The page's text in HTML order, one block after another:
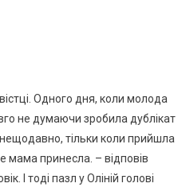
Одного дня, коли молода
не думаючи зробила дублікат
тільки коли прийшла
мама принесла. – відповів
І тоді пазл у Оліній голові